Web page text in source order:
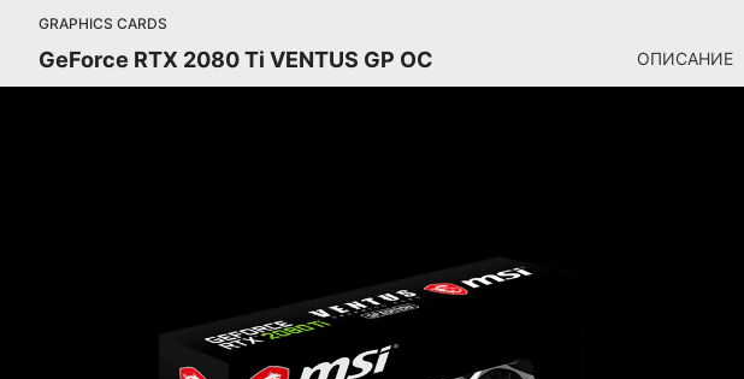
GRAPHICS CARDS
GeForce RTX 2080 Ti VENTUS GP OC ОПИСАНИЕ